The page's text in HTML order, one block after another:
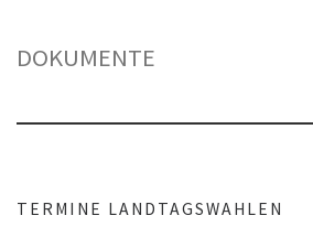
DOKUMENTE
TERMINE LANDTAGSWAHLEN